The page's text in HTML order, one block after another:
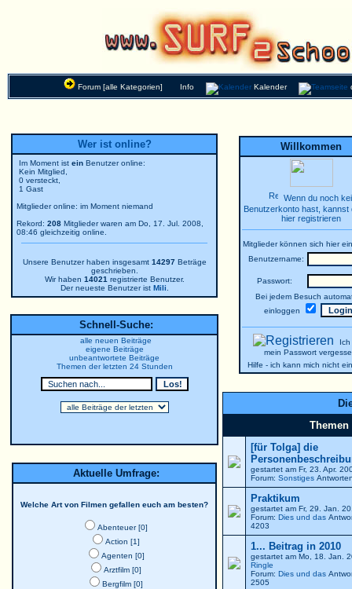
Forum [alle Kategorien] Info Kalender
Wer ist online?
Im Moment ist ein Benutzer online:
Kein Mitglied,
0 versteckt,
1 Gast
Mitglieder online: im Moment niemand
Rekord: 208 Mitglieder waren am Do, 17. Jul. 2008,
08:46 gleichzeitig online.
Unsere Benutzer haben insgesamt 14297Beträge
geschrieben.
Wir haben 14021 registrierte Benutzer.
Der neueste Benutzer ist Mili
Schnell-Suche:
alle neuen Beiträge
eigene Beiträge
unbeantwortete Beiträge
Themen der letzten 24 Stunden
Aktuelle Umfrage:
Welche Art von Filmen gefallen euch am besten?
Abenteuer [0]
Action [1]
Agenten [0]
Arztfilm [0]
Bergfilm [0]
Willkommen
Wenn du noch
Benutzerkonto hast, kannst
hier registrieren
Mitglieder können sich hier
Benutzername:
Passwort:
Bei jedem Besuch
einloggen
mein Passwort
Hilfe - ich kann mich nicht
Themen
[für Tolga] die
gestartet am Fr, 23. Apr.
Forum: Sonstiges
Praktikum
gestartet am Fr, 29. Jan.
Forum: Dies und das
4203
1... Beitrag in 2010
gestartet am Mo, 18. Jan.
Ringle
Forum: Dies und das
2505